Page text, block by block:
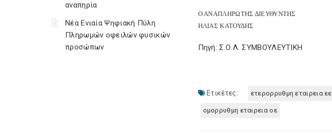
αναπηρία
Νέα Ενιαία Ψηφιακή Πύλη
Πληρωμών οφειλών φυσικών
προσώπων
Ο ΑΝΑΠΛΗΡΩΤΗΣ ΔΙΕΥΘΥΝΤΗΣ
ΗΛΙΑΣ ΚΑΤΟΥΔΗΣ
Πηγή: Σ.Ο.Λ. ΣΥΜΒΟΥΛΕΥΤΙΚΗ
Ετικέτες: ετερορρυθμη εταιρεια εε
ομορρυθμη εταιρεια οε